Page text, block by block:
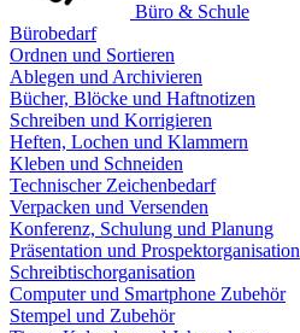
Büro & Schule
Bürobedarf
Ordnen und Sortieren
Ablegen und Archivieren
Bücher, Blöcke und Haftnotizen
Schreiben und Korrigieren
Heften, Lochen und Klammern
Kleben und Schneiden
Technischer Zeichenbedarf
Verpacken und Versenden
Konferenz, Schulung und Planung
Präsentation und Prospektorganisation
Schreibtischorganisation
Computer und Smartphone Zubehör
Stempel und Zubehör